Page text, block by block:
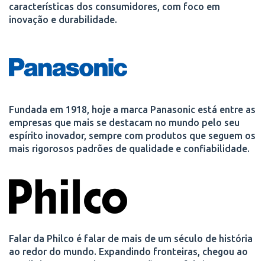
características dos consumidores, com foco em
inovação e durabilidade.
Fundada em 1918, hoje a marca Panasonic está entre as
empresas que mais se destacam no mundo pelo seu
espírito inovador, sempre com produtos que seguem os
mais rigorosos padrões de qualidade e confiabilidade.
Falar da Philco é falar de mais de um século de história
ao redor do mundo. Expandindo fronteiras, chegou ao